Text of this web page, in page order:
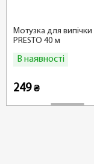
Мотузка для випічки
PRESTO 40 м
В наявності
249₴